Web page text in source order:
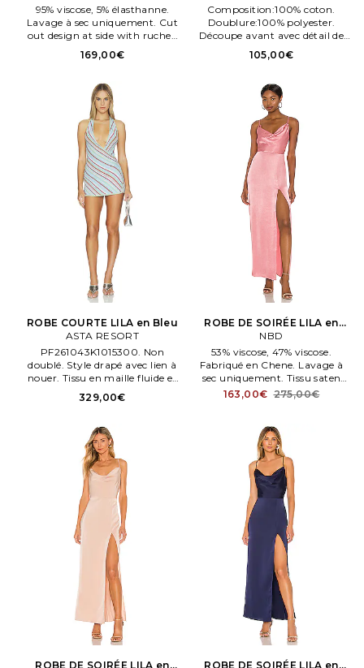
95% viscose, 5% élasthanne.
Lavage à sec uniquement. Cut
out design at side with ruched
accent. Tissu jersey semi léger.
LOVF WD4599. ACD10151 U25.
169,00€
Composition:100% coton.
Doublure:100% polyester.
Découpe avant avec détail de
nœud. Tissu lin avec fronces
semi épais. Forme à enfiler et
cintré.
105,00€
ROBE COURTE LILA en Bleu
ASTA RESORT
PF261043K1015300. Non
doublé. Style drapé avec lien à
nouer. Tissu en maille fluide et
légère avec fils métallisés.
AORR WD94.
329,00€
ROBE DE SOIRÉE LILA en
Rose
NBD
53% viscose, 47% viscose.
Fabriqué en Chene. Lavage à
sec uniquement. Tissu saten
partiellement doublé avec une
Bretelles réglables.
163,00€ 275,00€
ROBE DE SOIRÉE LILA en
ROBE DE SOIRÉE LILA en